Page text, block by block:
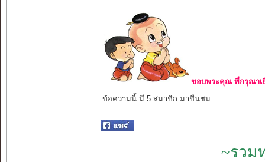
ขอบพระคุณ ที่กรุณาเ
ข้อความนี้ มี 5 สมาชิก มาชื่นชม
~รวม